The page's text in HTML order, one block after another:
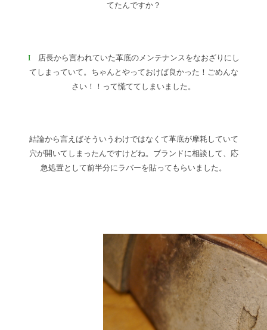
てたんですか？
I店長から言われていた革底のメンテナンスをなおざりにし
てしまっていて。ちゃんとやっておけば良かった！ごめんな
さい！！って慌ててしまいました。
結論から言えばそういうわけではなくて革底が摩耗していて
穴が開いてしまったんですけどね。ブランドに相談して、応
急処置として前半分にラバーを貼ってもらいました。